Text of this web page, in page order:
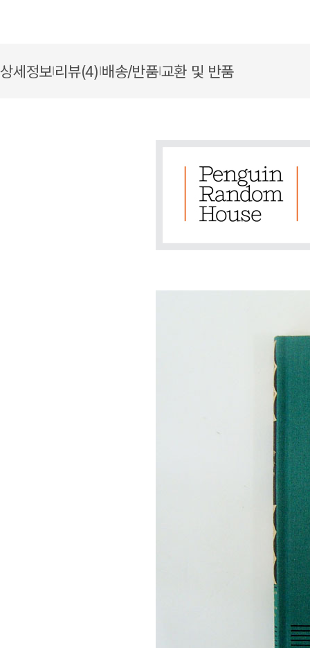
상세정보 리뷰(4) 배송/반품| 교환 및 반품